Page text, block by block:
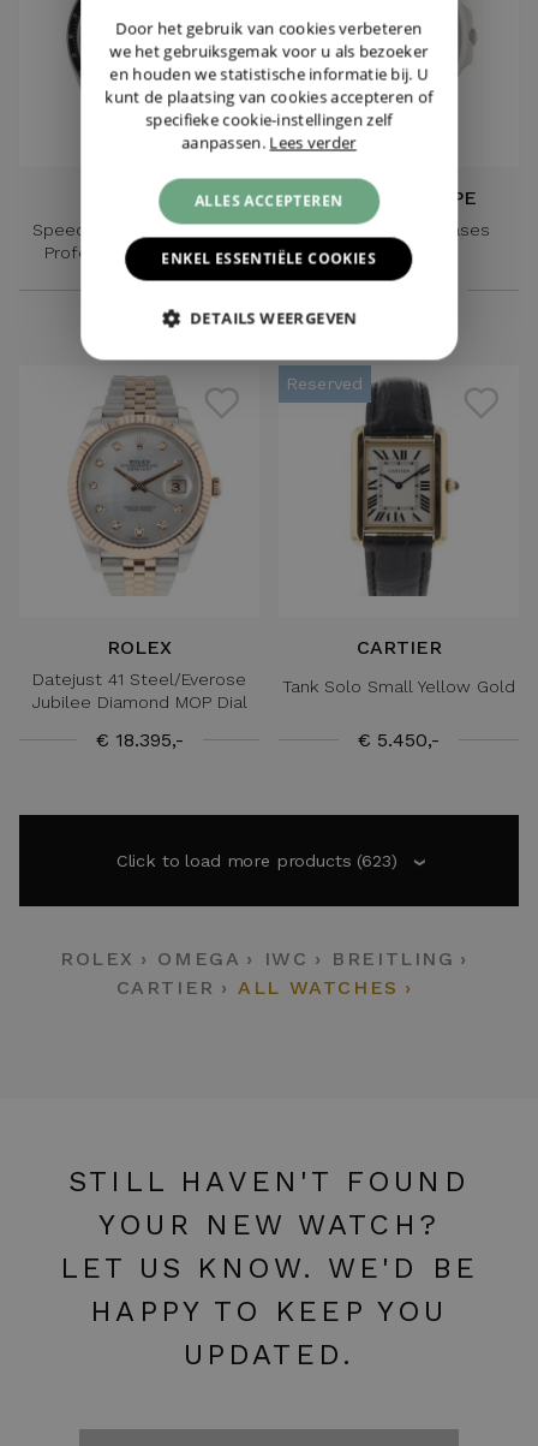
OMEGA
Speedmaster Moonwatch
Professional White Dial
PATEK PHILIPPE
Nautilus Moon Phases
5712/1A-001
ROLEX
Datejust 41 Steel/Everose
Jubilee Diamond MOP Dial
€ 18.395,-
Reserved
CARTIER
Tank Solo Small Yellow Gold
€ 5.450,-
Click to load more products (623) ›
ROLEX OMEGA IWC
BREITLING
CARTIER
ALL WATCHES
STILL HAVEN'T FOUND
YOUR NEW WATCH?
LET US KNOW. WE'D BE
HAPPY TO KEEP YOU
UPDATED.
GERMAN
Door het gebruik van cookies verbeteren
we het gebruiksgemak voor u als bezoeker
en houden we statistische informatie bij. U
kunt de plaatsing van cookies accepteren of
specifieke cookie-instellingen zelf
aanpassen. Lees verder
ALLES ACCEPTEREN
ENKEL ESSENTIËLE COOKIES
DETAILS WEERGEVEN